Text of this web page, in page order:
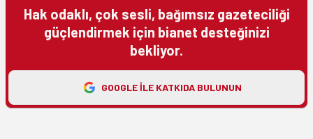
Hak odaklı, çok sesli, bağımsız gazeteciliği
güçlendirmek için bianet desteğinizi
bekliyor.
GOOGLE ILE KATKIDA BULUNUN